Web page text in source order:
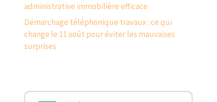
administrative immobilière efficace
Démarchage téléphonique travaux : ce qui
change le 11 août pour éviter les mauvaises
surprises